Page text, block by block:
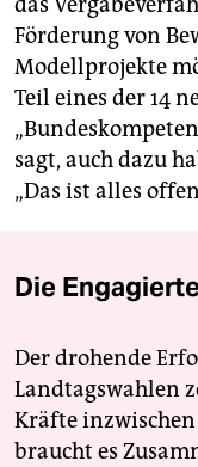
Förderung von
Modellprojekte
Teil eines der 14
sagt, auch dazu
„Das ist alles
Die
Der drohende
Landtagswahlen
Kräfte
braucht es